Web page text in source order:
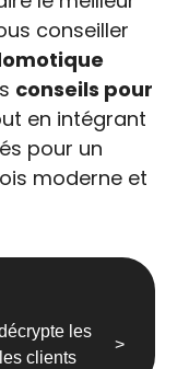
conseiller
conseils pour
en intégrant
pour un
moderne et
les
clients